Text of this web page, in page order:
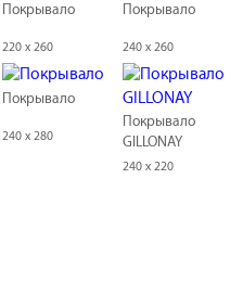
Покрывало
220 x 260
Покрывало
240 x 260
Покрывало
240 x 280
Покрывало
GILLONAY
240 x 220